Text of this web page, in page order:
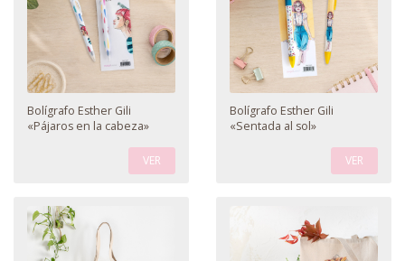
Bolígrafo Esther Gili
«Pájaros en la cabeza»
VER
Bolígrafo Esther Gili
«Sentada al sol»
VER